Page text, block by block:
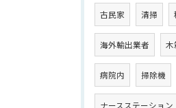
古民家 清掃
海外輸出業者 木
病院内 掃除機
ナースステーション